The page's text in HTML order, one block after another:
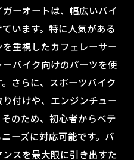
ーオートは、幅広いバイ
います。特に人気がある
重視したカフェレーサー
バイク向けのパーツを使
さらに、スポーツバイク
付けや、エンジンチュー
のため、初心者からベテ
ーズに対応可能です。バ
スを最大限に引き出すた